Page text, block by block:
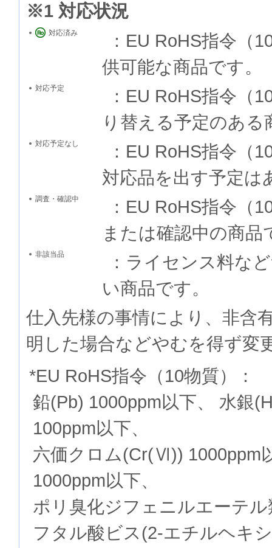
※1 対応状況
対応済み
：EU RoHS指令（
供可能な商品です。
対応予定
：EU RoHS指令（
り替える予定のある
対応予定なし
：EU RoHS指令（
対応品を出す予定は
調査・確認中
：EU RoHS指令（
または確認中の商品
非該当品
：ライセンス料な
い商品です。
仕入先様の事情により、非含
明した場合などやむを得ず変
*EU RoHS指令（10物質）：
鉛(Pb) 1000ppm以下、 水銀
100ppm以下、
六価クロム(Cr(Ⅵ)) 1000ppm
1000ppm以下、
ポリ臭化ジフェニルエーテ
フタル酸ビス(2-エチルヘ